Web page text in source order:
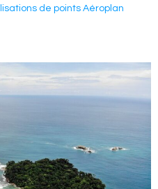
de points Aéroplan